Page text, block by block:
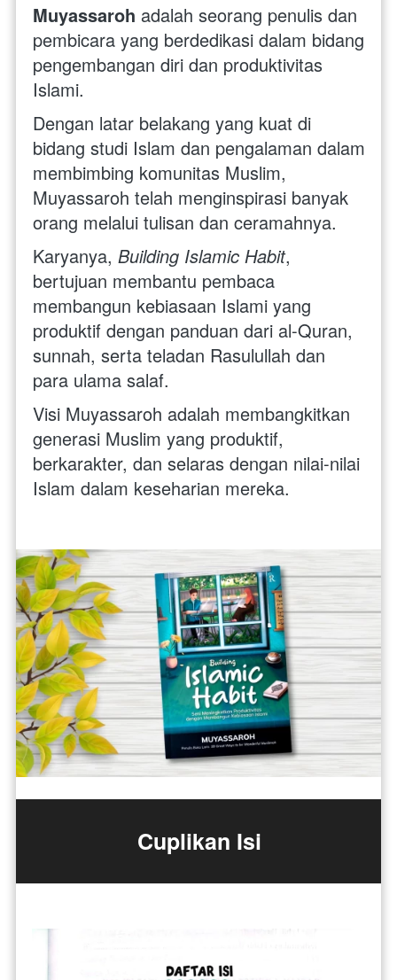
Muyassaroh adalah seorang penulis dan
pembicara yang berdedikasi dalam bidang
pengembangan diri dan produktivitas
Islami.
Dengan latar belakang yang kuat di
bidang studi Islam dan pengalaman dalam
membimbing komunitas Muslim,
Muyassaroh telah menginspirasi banyak
orang melalui tulisan dan ceramahnya.
Karyanya, Building Islamic Habit,
bertujuan membantu pembaca
membangun kebiasaan Islami yang
produktif dengan panduan dari al-Quran,
sunnah, serta teladan Rasulullah dan
para ulama salaf.
Visi Muyassaroh adalah membangkitkan
generasi Muslim yang produktif,
berkarakter, dan selaras dengan nilai-nilai
Islam dalam keseharian mereka.
Cuplikan Isi